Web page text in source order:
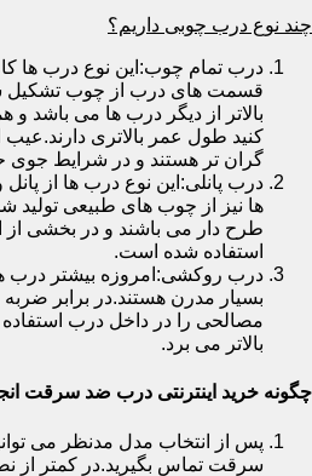
چند نوع درب چوبی داریم؟
درب تمام چوب:این نوع درب ها
قسمت های درب از چوب تشکیل
بالاتر از دیگر درب ها می باشد و
کنید طول عمر بالاتری
گران تر هستند و در شرایط
درب پانلی:این نوع درب ها از
ها نیز از چوب های طبیعی تولید
طرح دار می باشند و در بخشی از
استفاده شده است.
درب روکشی:امروزه بیشتر درب
بسیار مدرن هستند.در برابر
مصالحی را در داخل درب استفاده
بالاتر می برد.
چگونه خرید اینترنتی درب ضد سرقت
پس از انتخاب مدل مدنظر می
سرقت تماس بگیرید.در کمتر از